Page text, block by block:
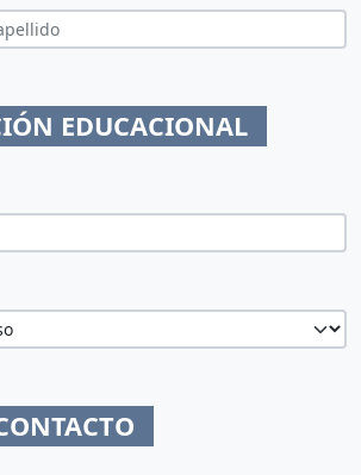
EDUCACIONAL